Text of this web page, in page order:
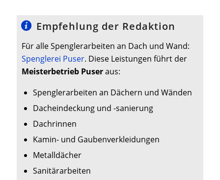
Empfehlung der Redaktion
Für alle Spenglerarbeiten an Dach und Wand:
Spenglerei Puser. Diese Leistungen führt der
Meisterbetrieb Puseraus:
Spenglerarbeiten an Dächern und Wänden
Dacheindeckung und -sanierung
Dachrinnen
Kamin- und Gaubenverkleidungen
Metalldächer
Sanitärarbeiten